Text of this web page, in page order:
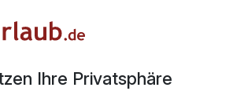
seinen 101 komfortabel eingerichteten
"Hotelzimmergröße" neue Maßstäbe.
und freundlichen Farben zum
Ihre Privatsphäre